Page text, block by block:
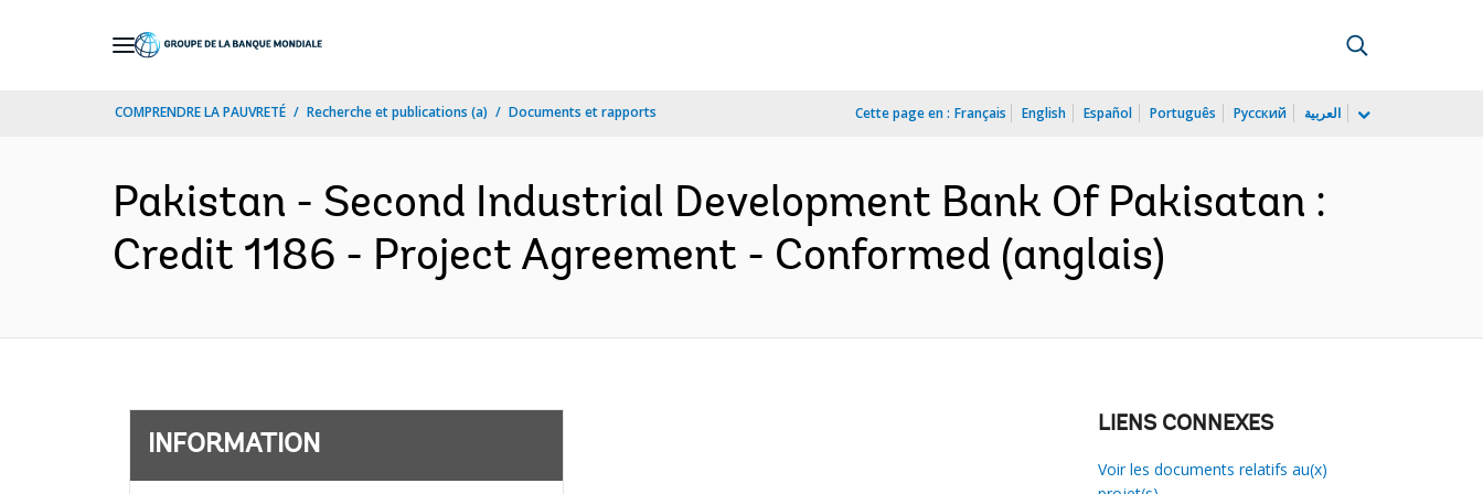
COMPRENDRE LA PAUVRETÉ Recherche et publications (a) Documents et rapports Cette page en : Français English Español Português Русский العربية
Pakistan - Second Industrial Development Bank Of Pakisatan :
Credit 1186 - Project Agreement - Conformed (anglais)
INFORMATION
LIENS CONNEXES
Voir les documents relatifs au(x)